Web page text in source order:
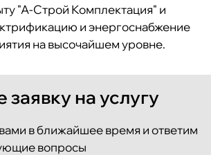
"А-Строй Комплектация" и
и энергоснабжение
на высочайшем уровне.
на услугу
в ближайшее время и ответим
вопросы